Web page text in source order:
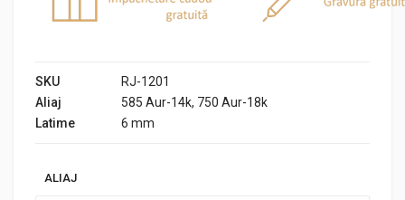
SKU
RJ-1201
Aliaj
585 Aur-14k, 750 Aur-18k
Latime
6 mm
ALIAJ